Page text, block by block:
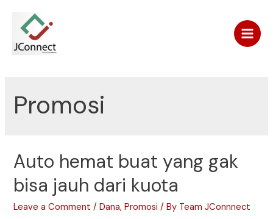
content
Main
Promosi
Auto hemat buat yang gak
bisa jauh dari kuota
Leave a Comment /Dana,Promosi / By Team JConnnect